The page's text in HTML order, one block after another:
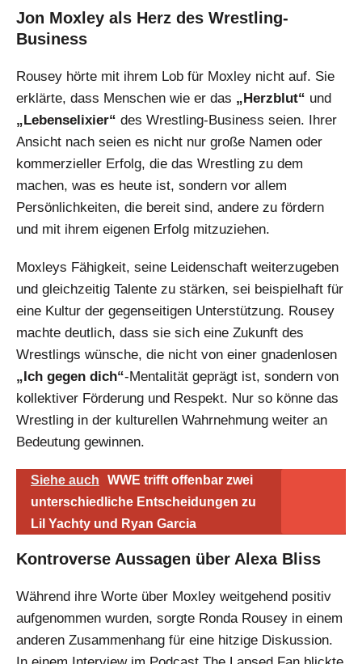
Jon Moxley als Herz des Wrestling-
Business
Rousey hörte mit ihrem Lob für Moxley nicht auf. Sie
erklärte, dass Menschen wie er das „Herzblut“ und
„Lebenselixier“ des Wrestling-Business seien. Ihrer
Ansicht nach seien es nicht nur große Namen oder
kommerzieller Erfolg, die das Wrestling zu dem
machen, was es heute ist, sondern vor allem
Persönlichkeiten, die bereit sind, andere zu fördern
und mit ihrem eigenen Erfolg mitzuziehen.
Moxleys Fähigkeit, seine Leidenschaft weiterzugeben
und gleichzeitig Talente zu stärken, sei beispielhaft für
eine Kultur der gegenseitigen Unterstützung. Rousey
machte deutlich, dass sie sich eine Zukunft des
Wrestlings wünsche, die nicht von einer gnadenlosen
„Ich gegen dich“-Mentalität geprägt ist, sondern von
kollektiver Förderung und Respekt. Nur so könne das
Wrestling in der kulturellen Wahrnehmung weiter an
Bedeutung gewinnen.
Siehe auch
WWE trifft offenbar zwei
unterschiedliche Entscheidungen zu
Lil Yachty und Ryan Garcia
Kontroverse Aussagen über Alexa Bliss
Während ihre Worte über Moxley weitgehend positiv
aufgenommen wurden, sorgte Ronda Rousey in einem
anderen Zusammenhang für eine hitzige Diskussion.